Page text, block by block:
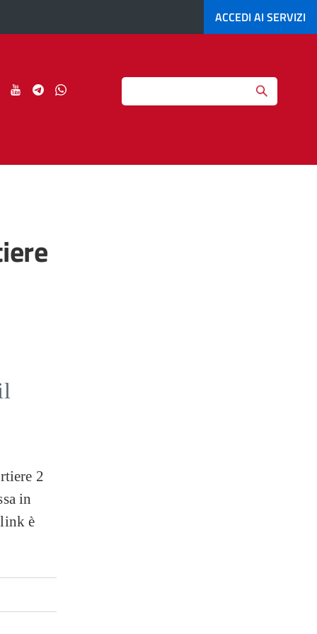
ACCEDI AI SERVIZI
SeguiciSeguiciSeguiciSeguici
Search
2
in
è